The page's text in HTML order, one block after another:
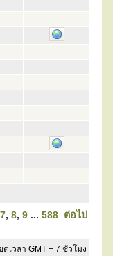
7, 8, 9 ... 588 ต่อไป
ตเวลา GMT + 7 ชั่วโมง